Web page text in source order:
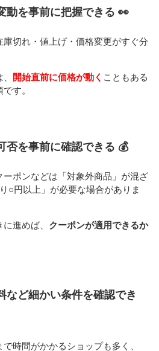
を事前に把握できる 👀
庫切れ・値上げ・価格変更がすぐ分
開始直前に価格が動く こともある
す。
を事前に確認できる 💰
ーポンなどは「対象外商品」が混ざ
○円以上」が必要な場合がありま
進めば、 クーポンが適用できるか
ど細かい条件を確認でき
時間がかかるショップも多く、